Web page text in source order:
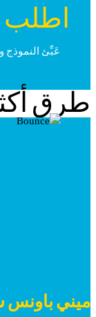
اطلب
عَبِّئ النموذج
طرق
ميني باونس